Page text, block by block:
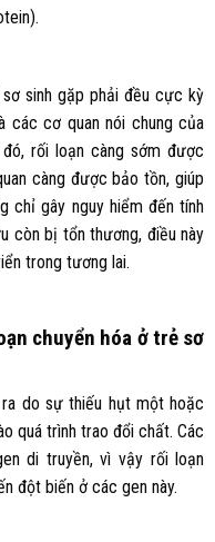
sinh gặp phải đều cực kỳ
các cơ quan nói chung của
rối loạn càng sớm được
càng được bảo tồn, giúp
chỉ gây nguy hiểm đến tính
còn bị tổn thương, điều này
trong tương lai.
chuyển hóa ở trẻ sơ
do sự thiếu hụt một hoặc
quá trình trao đổi chất. Các
di truyền, vì vậy rối loạn
đột biến ở các gen này.